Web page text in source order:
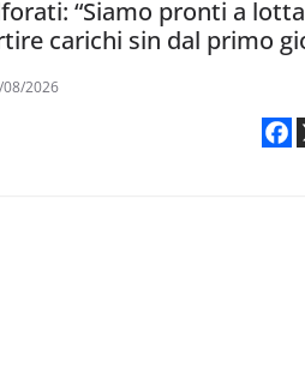
“Siamo pronti a
carichi sin dal primo
08/2026